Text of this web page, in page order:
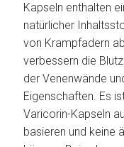
Kapseln enthalten
natürlicher
von Krampfadern
verbessern die
der Venenwände
Eigenschaften. Es
Varicorin-Kapseln
basieren und keine